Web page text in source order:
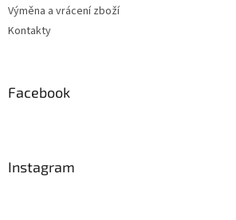
Výměna a vrácení zboží
Kontakty
Facebook
Instagram